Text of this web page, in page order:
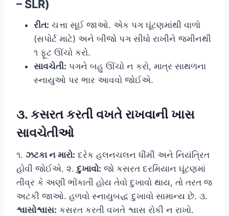
– SLR)
રીત: ચત્તા સૂઈ જાઓ. એક પગ ઘૂંટણમાંથી વાળો
(સપોર્ટ માટે) અને બીજો પગ સીધો રાખીને જમીનથી
૧ ફૂટ ઊંચો કરો.
સાવચેતી: પગને બહુ ઊંચો ન કરો, માત્ર સાથળના
સ્નાયુઓ પર ભાર આવવો જોઈએ.
૩. કસરત કરતી વખતે રાખવાની ખાસ
સાવચેતીઓ
૧. ઝટકા ન મારો: દરેક હલનચલન ધીમી અને નિયંત્રિત
હોવી જોઈએ. ૨. દુખાવો: જો કસરત દરમિયાન ઘૂંટણમાં
તીવ્ર કે અણી ભોંકાતી હોય તેવો દુખાવો થાય, તો તરત જ
અટકી જાઓ. હળવો સ્નાયુબદ્ધ દુખાવો સામાન્ય છે. ૩.
શ્વાસોશ્વાસ: કસરત કરતી વખતે શ્વાસ રોકી ન રાખો.